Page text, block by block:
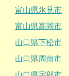
富山県氷見市
富山県高岡市
山口県下松市
山口県周南市